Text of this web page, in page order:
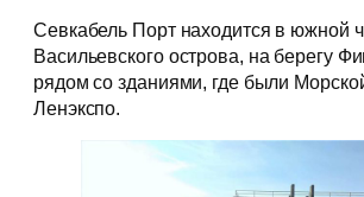
Севкабель Порт находится в южной
Васильевского острова, на берегу
рядом со зданиями, где были
Ленэкспо.